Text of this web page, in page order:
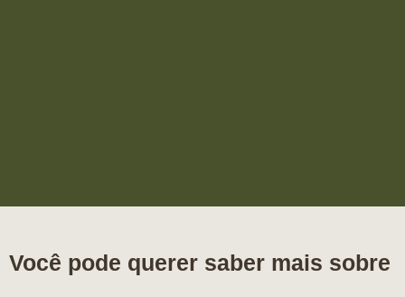
Você pode querer saber mais sobre